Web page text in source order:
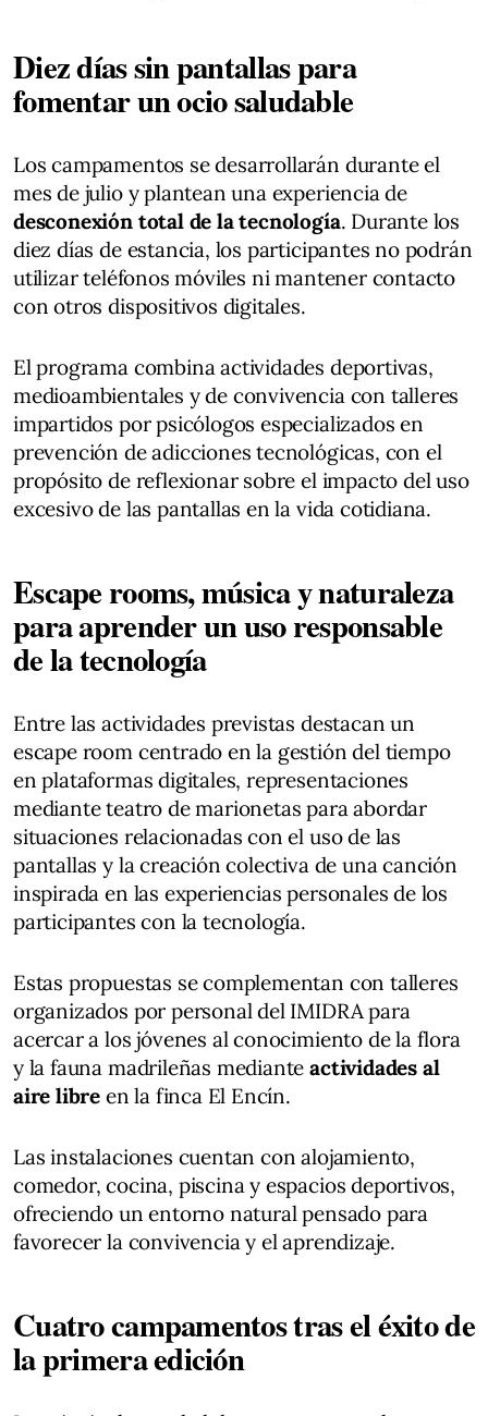
Diez días sin pantallas para
fomentar un ocio saludable
Los campamentos se desarrollarán durante el
mes de julio y plantean una experiencia de
desconexión total de la tecnología. Durante los
diez días de estancia, los participantes no podrán
utilizar teléfonos móviles ni mantener contacto
con otros dispositivos digitales.
El programa combina actividades deportivas,
medioambientales y de convivencia con talleres
impartidos por psicólogos especializados en
prevención de adicciones tecnológicas, con el
propósito de reflexionar sobre el impacto del uso
excesivo de las pantallas en la vida cotidiana.
Escape rooms, música y naturaleza
para aprender un uso responsable
de la tecnología
Entre las actividades previstas destacan un
escape room centrado en la gestión del tiempo
en plataformas digitales, representaciones
mediante teatro de marionetas para abordar
situaciones relacionadas con el uso de las
pantallas y la creación colectiva de una canción
inspirada en las experiencias personales de los
participantes con la tecnología.
Estas propuestas se complementan con talleres
organizados por personal del IMIDRA para
acercar a los jóvenes al conocimiento de la flora
y la fauna madrileñas medianteactividades al
aire libre en la finca El Encín.
Las instalaciones cuentan con alojamiento,
comedor, cocina, piscina y espacios deportivos,
ofreciendo un entorno natural pensado para
favorecer la convivencia y el aprendizaje.
Cuatro campamentos tras el éxito de
la primera edición